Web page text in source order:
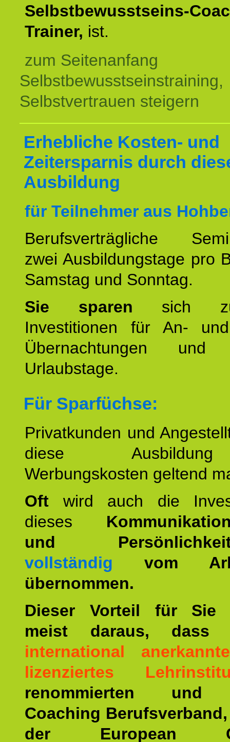
Selbstbewusstseins-
Trainer, ist.
zum Seitenanfang
Selbstbewusstseinstraining,
Selbstvertrauen steigern
Erhebliche Kosten- und
Zeitersparnis durch
Ausbildung
für Teilnehmer aus
Berufsverträgliche
zwei Ausbildungstage pro
Samstag und Sonntag.
Sie sparen sich
Investitionen für An-
Übernachtungen und
Urlaubstage.
Für Sparfüchse:
Privatkunden und
diese
Werbungskosten geltend
Oft wird auch die
dieses
und
vollständig vom
übernommen.
Dieser Vorteil für Sie
meist daraus,
international
lizenziertes
renommierten und
Coaching
der European